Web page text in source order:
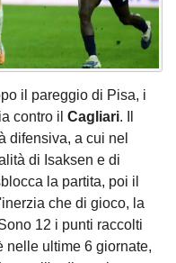
il pareggio di Pisa, i
contro il Cagliari. Il
difensiva, a cui nel
di Isaksen e di
la partita, poi il
che di gioco, la
12 i punti raccolti
nelle ultime 6 giornate,